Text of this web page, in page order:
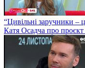
“Цивільні заручники –
Катя Осадча про